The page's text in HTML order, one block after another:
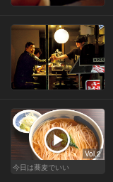
Vol.2
今日は蕎麦でいい